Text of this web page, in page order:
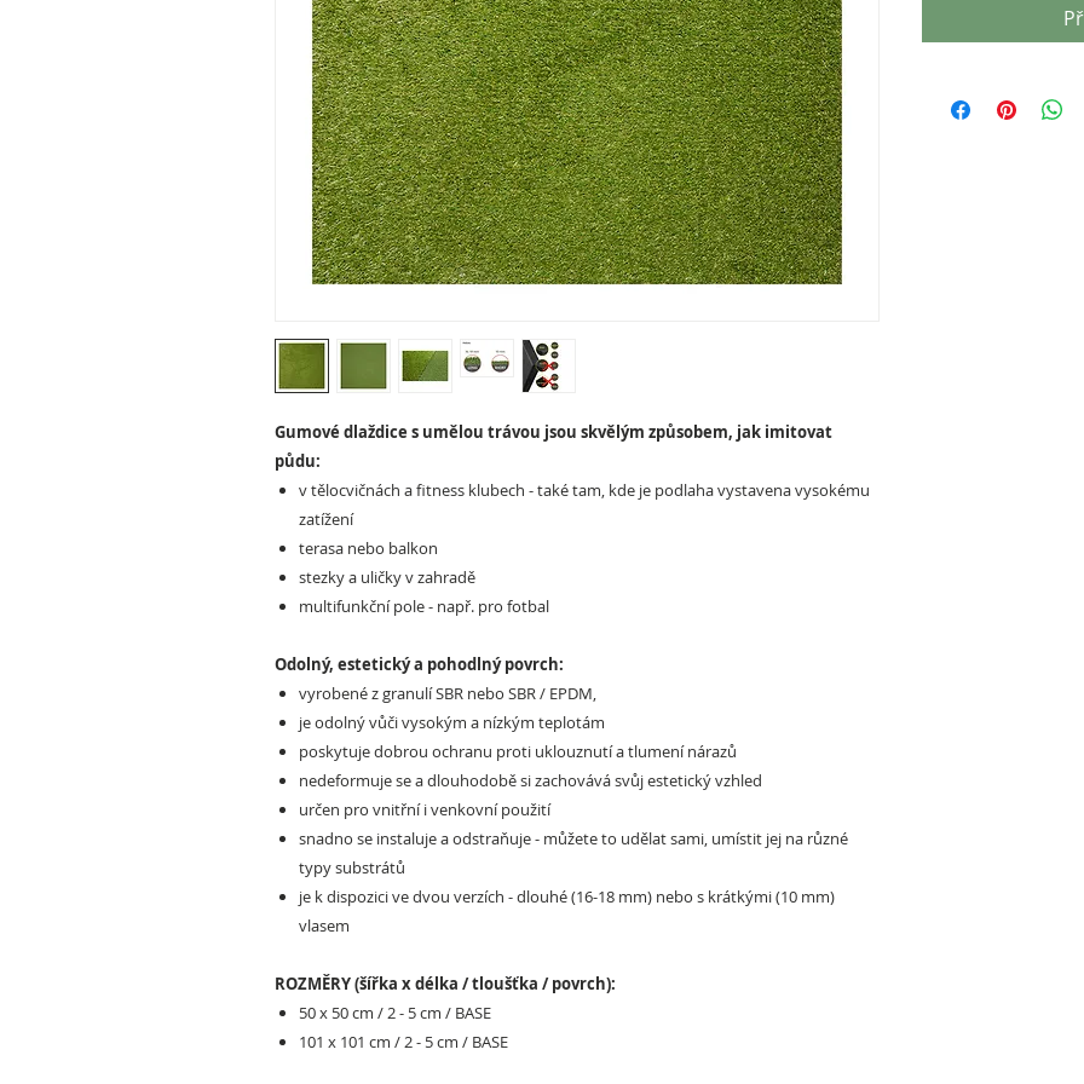
Gumové dlaždice s umělou trávou jsou skvělým způsobem, jak imitovat
půdu:
v tělocvičnách a fitness klubech - také tam, kde je podlaha vystavena vysokému
zatížení
terasa nebo balkon
stezky a uličky v zahradě
multifunkční pole - např. pro fotbal
Odolný, estetický a pohodlný povrch:
vyrobené z granulí SBR nebo SBR / EPDM,
je odolný vůči vysokým a nízkým teplotám
poskytuje dobrou ochranu proti uklouznutí a tlumení nárazů
nedeformuje se a dlouhodobě si zachovává svůj estetický vzhled
určen pro vnitřní i venkovní použití
snadno se instaluje a odstraňuje - můžete to udělat sami, umístit jej na různé
typy substrátů
je k dispozici ve dvou verzích - dlouhé (16-18 mm) nebo s krátkými (10 mm)
vlasem
ROZMĚRY (šířka x délka / tloušťka / povrch):
50 x 50 cm / 2 - 5 cm / BASE
101 x 101 cm / 2 - 5 cm / BASE